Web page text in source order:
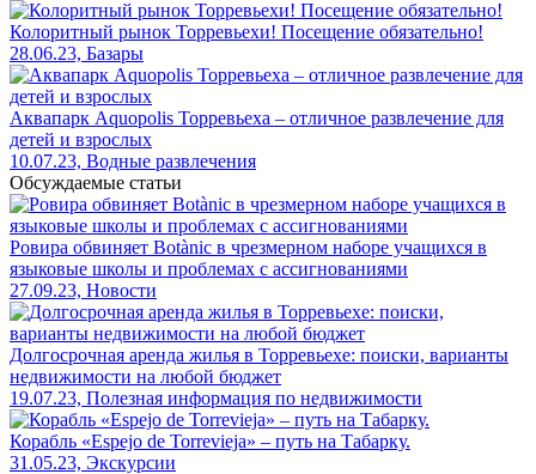
Колоритный рынок Торревьехи! Посещение обязательно!
28.06.23, Базары
Аквапарк Aquopolis Торревьеха – отличное развлечение для
детей и взрослых
10.07.23, Водные развлечения
Обсуждаемые статьи
Ровира обвиняет Botànic в чрезмерном наборе учащихся в
языковые школы и проблемах с ассигнованиями
27.09.23, Новости
Долгосрочная аренда жилья в Торревьехе: поиски, варианты
недвижимости на любой бюджет
19.07.23, Полезная информация по недвижимости
Корабль «Espejo de Torrevieja» – путь на Табарку.
31.05.23, Экскурсии